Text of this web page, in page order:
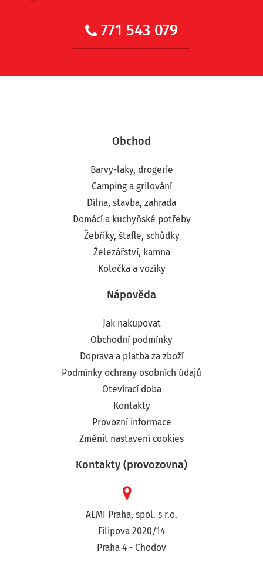
771 543 079
Obchod
Barvy-laky, drogerie
Camping a grilování
Dílna, stavba, zahrada
Domácí a kuchyňské potřeby
Žebříky, štafle, schůdky
Železářství, kamna
Kolečka a vozíky
Nápověda
Jak nakupovat
Obchodní podmínky
Doprava a platba za zboží
Podmínky ochrany osobních údajů
Otevírací doba
Kontakty
Provozní informace
Změnit nastavení cookies
Kontakty (provozovna)
ALMI Praha, spol. s r.o.
Filipova 2020/14
Praha 4 - Chodov